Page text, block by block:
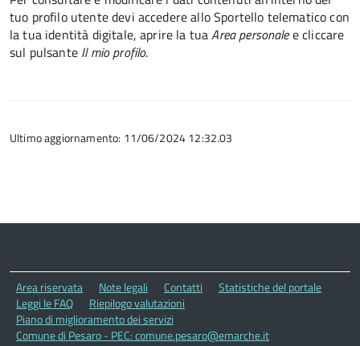
tuo profilo utente devi accedere allo Sportello telematico con
la tua identità digitale, aprire la tuaArea personalee cliccare
sul pulsante Il mio profilo.
Ultimo aggiornamento: 11/06/2024 12:32.03
Area riservata Note legali Contatti
Statistiche del portale
Leggi le FAQ
Riepilogo valutazioni
Piano di miglioramento dei servizi
Comune di Pesaro - PEC: comune.pesaro@emarche.it